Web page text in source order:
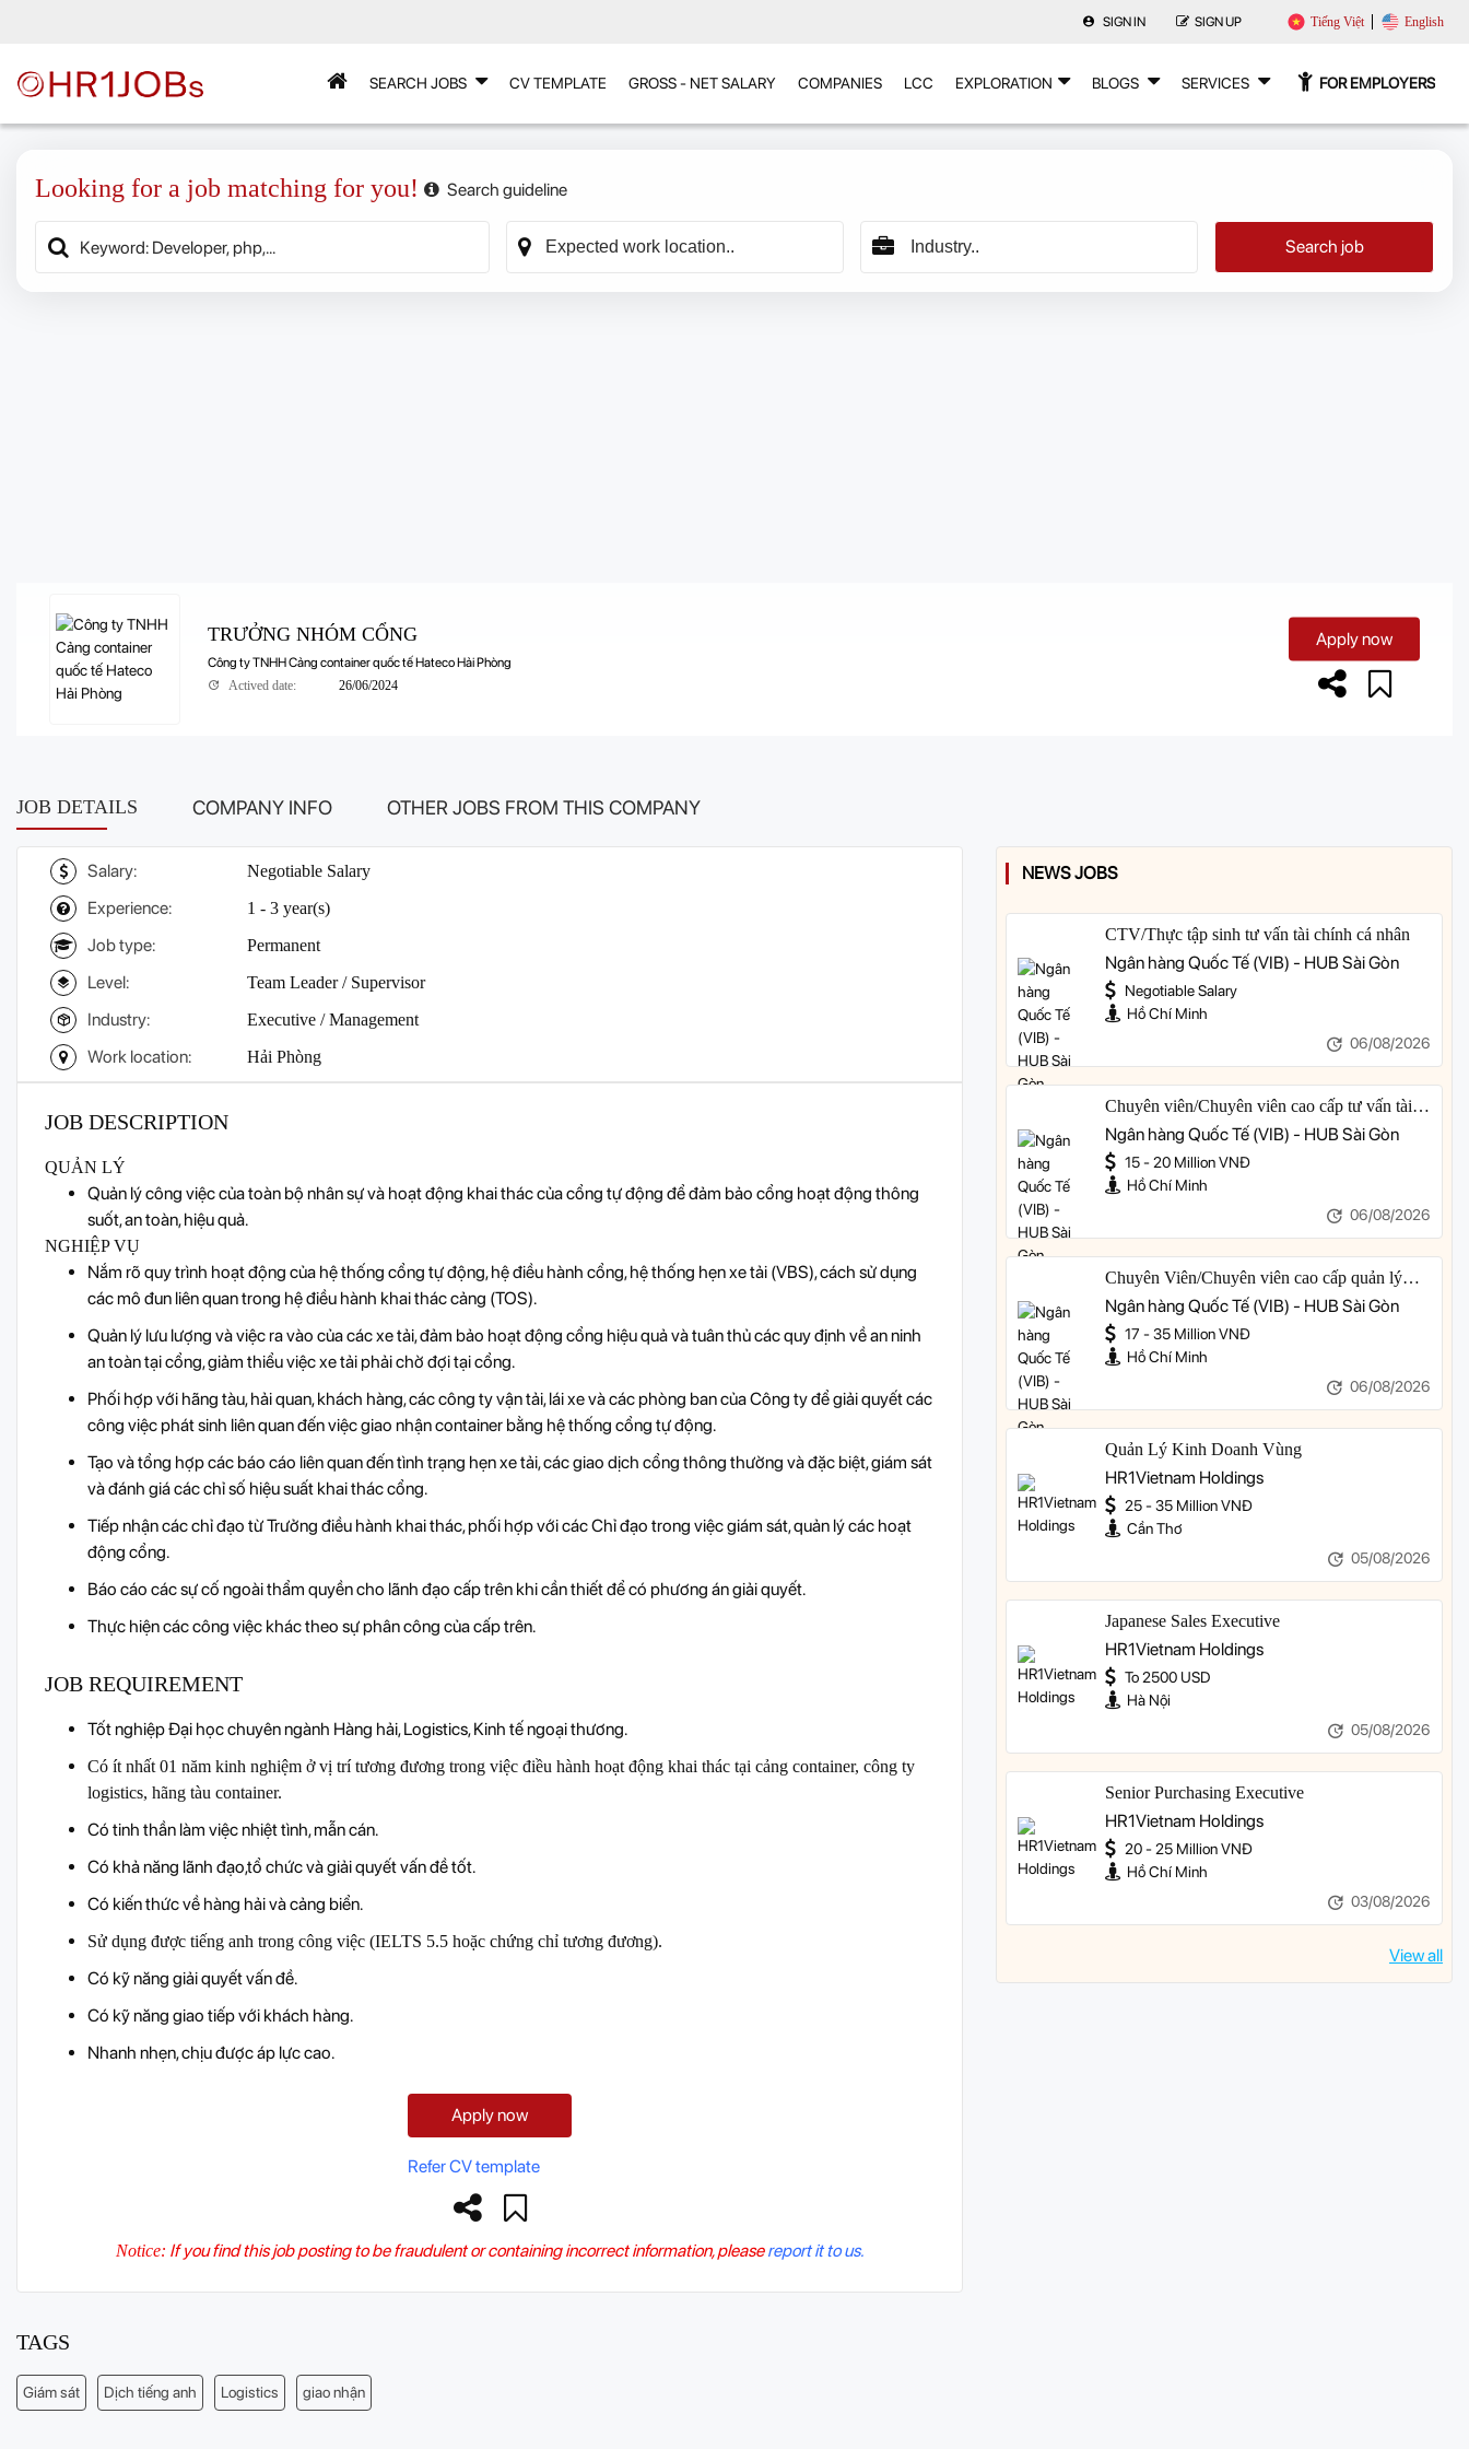
SIGN IN SIGN UP Tiếng Việt English
SEARCH JOBS CV TEMPLATE GROSS - NET SALARY COMPANIES LCC EXPLORATION BLOGS SERVICES FOR EMPLOYERS
Looking for a job matching for you! Search guideline
Search job
TRƯỞNG NHÓM CỔNG
Công ty TNHH Cảng container quốc tế Hateco Hải Phòng
Actived date:
26/06/2024
Apply now
JOB DETAILS COMPANY INFO OTHER JOBS FROM THIS COMPANY
Salary: Negotiable Salary
Experience: 1 - 3 year(s)
Job type: Permanent
Level: Team Leader / Supervisor
Industry: Executive / Management
Work location: Hải Phòng
JOB DESCRIPTION
QUẢN LÝ
Quản lý công việc của toàn bộ nhân sự và hoạt động khai thác của cổng tự động để đảm bảo cổng hoạt động thông
suốt, an toàn, hiệu quả.
NGHIỆP VỤ
Nắm rõ quy trình hoạt động của hệ thống cổng tự động, hệ điều hành cổng, hệ thống hẹn xe tải (VBS), cách sử dụng
các mô đun liên quan trong hệ điều hành khai thác cảng (TOS).
Quản lý lưu lượng và việc ra vào của các xe tải, đảm bảo hoạt động cổng hiệu quả và tuân thủ các quy định về an ninh
an toàn tại cổng, giảm thiểu việc xe tải phải chờ đợi tại cổng.
Phối hợp với hãng tàu, hải quan, khách hàng, các công ty vận tải, lái xe và các phòng ban của Công ty để giải quyết các
công việc phát sinh liên quan đến việc giao nhận container bằng hệ thống cổng tự động.
Tạo và tổng hợp các báo cáo liên quan đến tình trạng hẹn xe tải, các giao dịch cổng thông thường và đặc biệt, giám sát
và đánh giá các chỉ số hiệu suất khai thác cổng.
Tiếp nhận các chỉ đạo từ Trưởng điều hành khai thác, phối hợp với các Chỉ đạo trong việc giám sát, quản lý các hoạt
động cổng.
Báo cáo các sự cố ngoài thẩm quyền cho lãnh đạo cấp trên khi cần thiết để có phương án giải quyết.
Thực hiện các công việc khác theo sự phân công của cấp trên.
JOB REQUIREMENT
Tốt nghiệp Đại học chuyên ngành Hàng hải, Logistics, Kinh tế ngoại thương.
Có ít nhất 01 năm kinh nghiệm ở vị trí tương đương trong việc điều hành hoạt động khai thác tại cảng container, công ty
logistics, hãng tàu container.
Có tinh thần làm việc nhiệt tình, mẫn cán.
Có khả năng lãnh đạo,tổ chức và giải quyết vấn đề tốt.
Có kiến thức về hàng hải và cảng biển.
Sử dụng được tiếng anh trong công việc (IELTS 5.5 hoặc chứng chỉ tương đương).
Có kỹ năng giải quyết vấn đề.
Có kỹ năng giao tiếp với khách hàng.
Nhanh nhẹn, chịu được áp lực cao.
Apply now
Refer CV template
Notice: If you find this job posting to be fraudulent or containing incorrect information, pleasereport it to us.
NEWS JOBS
CTV/Thực tập sinh tư vấn tài chính cá nhân
Ngân hàng Quốc Tế (VIB) - HUB Sài Gòn
Negotiable Salary
Hồ Chí Minh
06/08/2026
Chuyên viên/Chuyên viên cao cấp tư vấn tài
chính cá nhân
Ngân hàng Quốc Tế (VIB) - HUB Sài Gòn
15 - 20 Million VNĐ
Hồ Chí Minh
06/08/2026
Chuyên Viên/Chuyên viên cao cấp quản lý
khách hàng ưu tiên
Ngân hàng Quốc Tế (VIB) - HUB Sài Gòn
17 - 35 Million VNĐ
Hồ Chí Minh
06/08/2026
Quản Lý Kinh Doanh Vùng
HR1Vietnam Holdings
25 - 35 Million VNĐ
Cần Thơ
05/08/2026
Japanese Sales Executive
HR1Vietnam Holdings
To 2500 USD
Hà Nội
05/08/2026
Senior Purchasing Executive
HR1Vietnam Holdings
20 - 25 Million VNĐ
Hồ Chí Minh
03/08/2026
View all
TAGS
Giám sát Dịch tiếng anh Logistics giao nhận